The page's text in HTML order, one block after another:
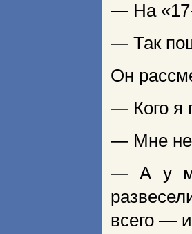
— На
— Так
Он
— Кого я
— Мне не
— А у
всего —